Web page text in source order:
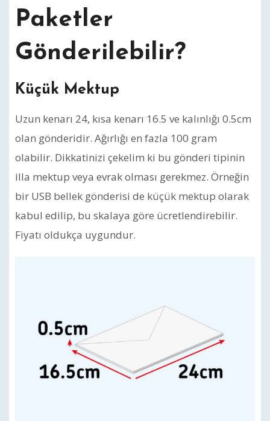
Paketler
Gönderilebilir?
Küçük Mektup
Uzun kenarı 24, kısa kenarı 16.5 ve kalınlığı 0.5cm
olan gönderidir. Ağırlığı en fazla 100 gram
olabilir. Dikkatinizi çekelim ki bu gönderi tipinin
illa mektup veya evrak olması gerekmez. Örneğin
bir USB bellek gönderisi de küçük mektup olarak
kabul edilip, bu skalaya göre ücretlendirebilir.
Fiyatı oldukça uygundur.